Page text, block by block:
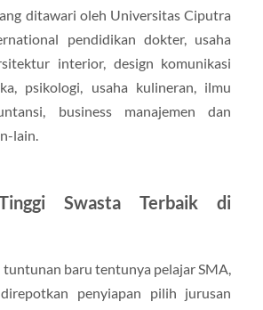
ditawari oleh Universitas Ciputra
pendidikan dokter, usaha
interior, design komunikasi
psikologi, usaha kulineran, ilmu
business manajemen dan
lain.
Swasta Terbaik di
baru tentunya pelajar SMA,
penyiapan pilih jurusan